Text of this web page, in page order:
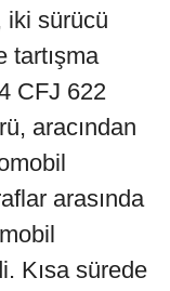
iki sürücü
tartışma
CFJ 622
aracından
arasında
Kısa sürede